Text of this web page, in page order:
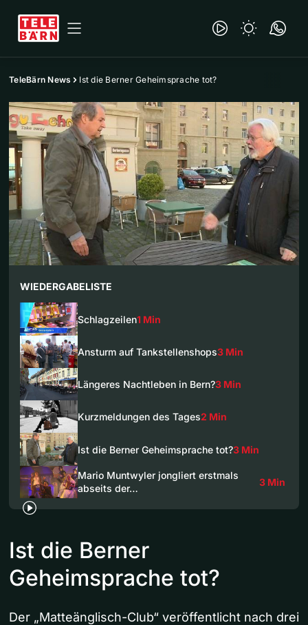
TeleBärn News Ist die Berner Geheimsprache tot?
WIEDERGABELISTE
Schlagzeilen1 Min
Ansturm auf Tankstellenshops3 Min
Längeres Nachtleben in Bern?3 Min
Kurzmeldungen des Tages2 Min
Ist die Berner Geheimsprache tot?3 Min
Mario Muntwyler jongliert erstmals
abseits der…
3 Min
Ist die Berner
Geheimsprache tot?
Der „Matteänglisch-Club“ veröffentlicht nach drei